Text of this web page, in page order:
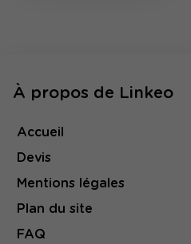
À propos de Linkeo
Accueil
Devis
Mentions légales
Plan du site
FAQ